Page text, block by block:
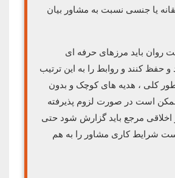
یا جنسی نسبت به مشاور بیان
روان باید مرزهای حرفه ای
و حفظ کنند و روابط را به این ترتیب
کلی ، هدیه های کوچک و بدون
است در صورت لزوم پذیرفته
اخلاقی مرجع باید گزارش شود حتی
شرایط کاری مشاور را به هم